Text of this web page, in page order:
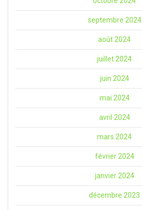
septembre 2024
août 2024
juillet 2024
juin 2024
mai 2024
avril 2024
mars 2024
février 2024
janvier 2024
décembre 2023